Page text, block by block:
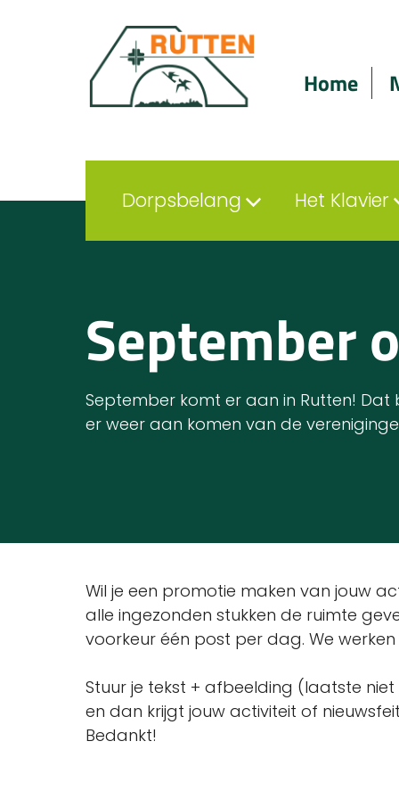
Home
Dorpsbelang Het Klavier
September
September komt er aan in Rutten!
er weer aan komen van de
Wil je een promotie maken van jouw
alle ingezonden stukken de ruimte
voorkeur één post per dag. We
Stuur je tekst + afbeelding (laatste
en dan krijgt jouw activiteit of
Bedankt!